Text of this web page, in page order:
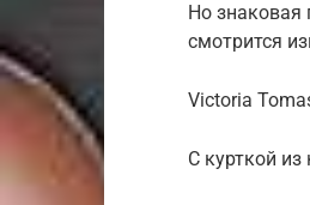
Но знаковая
смотрится
Victoria
С курткой из